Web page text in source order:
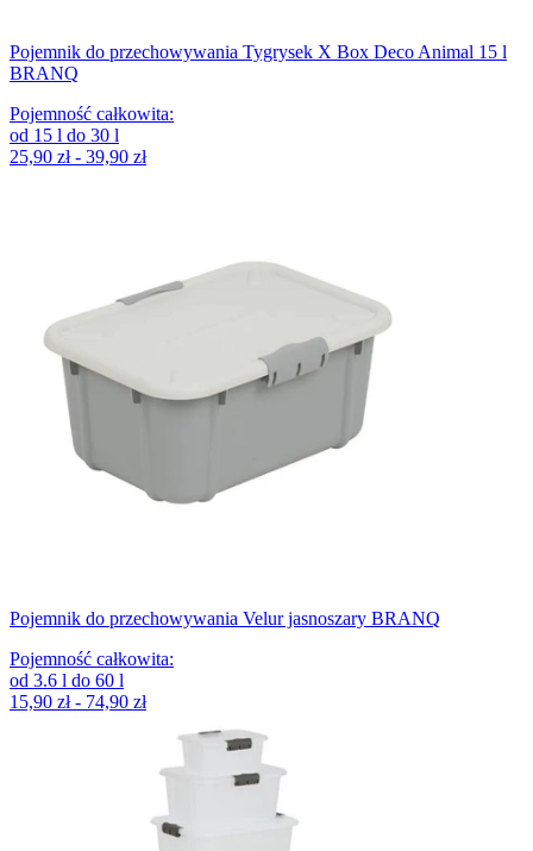
Pojemnik do przechowywania Tygrysek X Box Deco Animal 15 l
BRANQ
Pojemność całkowita:
od 15 l do 30 l
25,90 zł - 39,90 zł
Pojemnik do przechowywania Velur jasnoszary BRANQ
Pojemność całkowita:
od 3.6 l do 60 l
15,90 zł - 74,90 zł